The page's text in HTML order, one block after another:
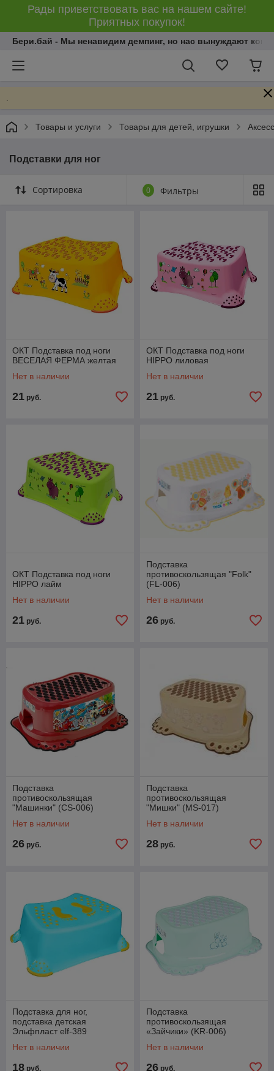
Рады приветствовать вас на нашем сайте!
Приятных покупок!
Бери.бай - Мы ненавидим демпинг, но нас вынуждают
Товары и услуги Товары для детей, игрушки
Подставки для ног
Сортировка 0 Фильтры
ОКТ Подставка под ноги
ВЕСЕЛАЯ ФЕРМА желтая
Нет в наличии
21 руб.
ОКТ Подставка под ноги
HIPPO лиловая
Нет в наличии
21 руб.
ОКТ Подставка под ноги
HIPPO лайм
Нет в наличии
21 руб.
Подставка
противоскользящая "Folk"
(FL-006)
Нет в наличии
26 руб.
Подставка
противоскользящая
"Машинки" (СS-006)
Нет в наличии
26 руб.
Подставка
противоскользящая
"Мишки" (MS-017)
Нет в наличии
28 руб.
Подставка для ног,
подставка детская
Эльфпласт elf-389
Нет в наличии
18 руб.
Подставка
противоскользящая
«Зайчики» (KR-006)
Нет в наличии
26 руб.